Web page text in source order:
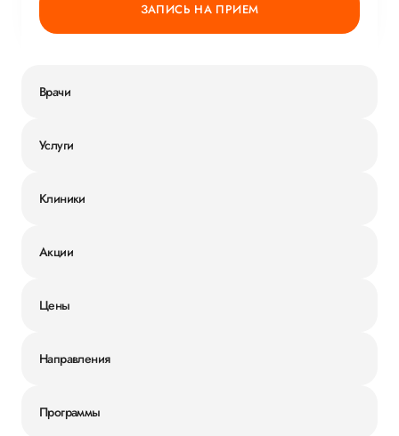
ЗАПИСЬ НА ПРИЕМ
Врачи
Услуги
Клиники
Акции
Цены
Направления
Программы